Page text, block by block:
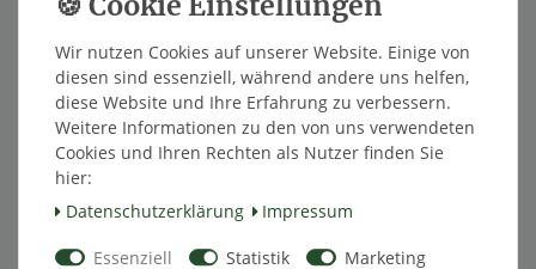
Innerhalb von 48h versandfertig.
In den Warenkorb
Wunschliste
* inkl. ges. MwSt. zzgl.Versandkosten
Wir nutzen Cookies auf unserer Website. Einige von
diesen sind essenziell, während andere uns helfen,
diese Website und Ihre Erfahrung zu verbessern.
Weitere Informationen zu den von uns verwendeten
Cookies und Ihren Rechten als Nutzer finden Sie
hier:
Daten­schutz­erklärung
Impressum
Essenziell Statistik Marketing